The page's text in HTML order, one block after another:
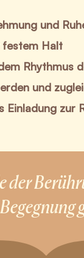
und
Halt
Rhythmus
und
Einladung zur
der